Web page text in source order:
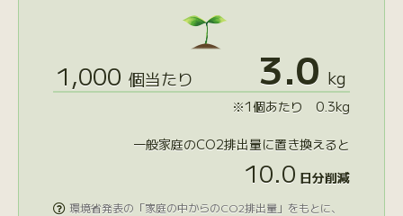
1,000 個当たり 3.0 kg
※1個あたり 0.3kg
一般家庭のCO2排出量に置き換えると
10.0 日分削減
 環境省発表の「家庭の中からのCO2排出量」をもとに、